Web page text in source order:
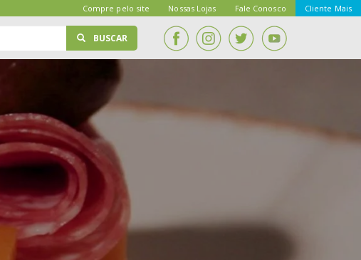
Compre pelo site Nossas Lojas Fale Conosco Cliente Mais
BUSCAR